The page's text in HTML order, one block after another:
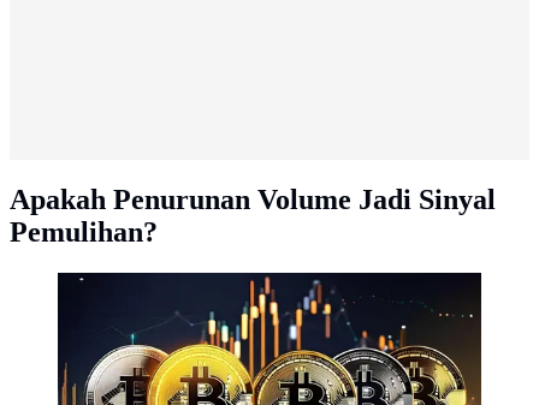
Apakah Penurunan Volume Jadi Sinyal
Pemulihan?